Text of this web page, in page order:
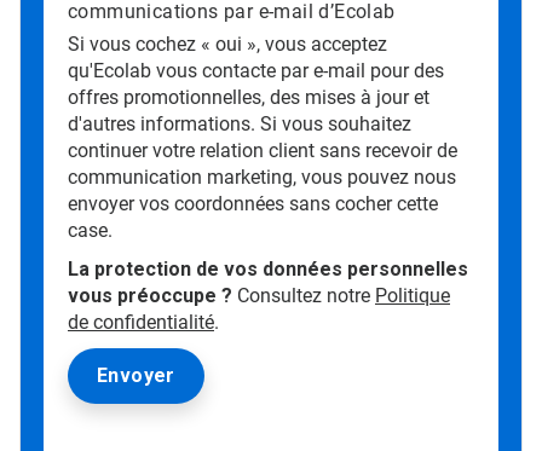
communications par e-mail d’Ecolab
Si vous cochez « oui », vous acceptez
qu'Ecolab vous contacte par e-mail pour des
offres promotionnelles, des mises à jour et
d'autres informations. Si vous souhaitez
continuer votre relation client sans recevoir de
communication marketing, vous pouvez nous
envoyer vos coordonnées sans cocher cette
case.
La protection de vos données personnelles
vous préoccupe ? Consultez notre Politique
de confidentialité.